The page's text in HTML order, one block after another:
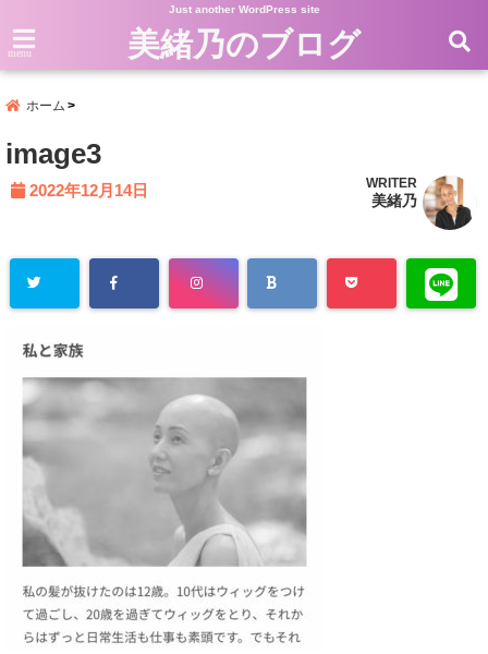
Just another WordPress site
menu 美緒乃のブログ
ホーム
image3
2022年12月14日 WRITER
美緒乃